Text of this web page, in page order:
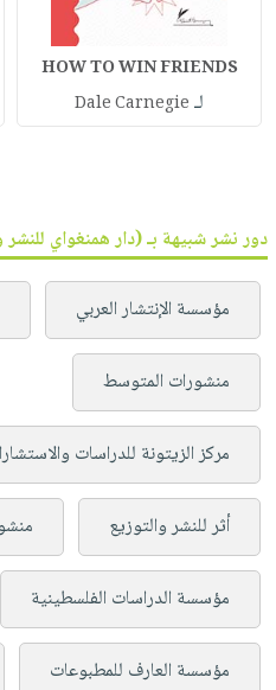
HOW TO WIN FRIENDS
لـ Dale Carnegie
دور نشر شبيهة بـ (دار همنغواي للنشر
مؤسسة الإنتشار العربي
منشورات المتوسط
مركز الزيتونة للدراسات
أثر للنشر والتوزيع
مؤسسة الدراسات الفلسطينية
مؤسسة العارف للمطبوعات